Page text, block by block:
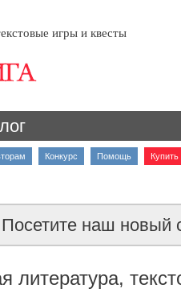
игры и квесты
Конкурс Помощь Купить
Посетите наш новый
литература,